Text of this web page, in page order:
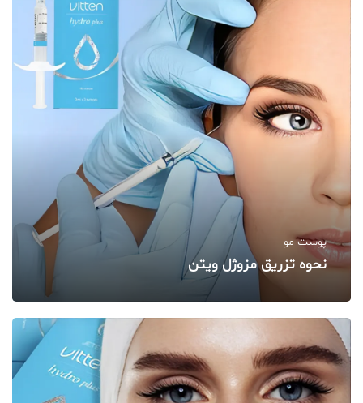
پوست مو
نحوه تزریق مزوژل ویتن